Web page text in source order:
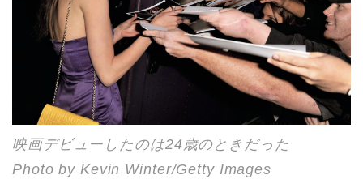
映画デビューしたのは24歳のときだった
Photo by Kevin Winter/Getty Images